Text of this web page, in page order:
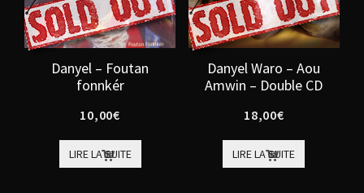
Danyel – Foutan
fonnkér
10,00€
LIRE LA SUITE
Danyel Waro – Aou
Amwin – Double CD
18,00€
LIRE LA SUITE